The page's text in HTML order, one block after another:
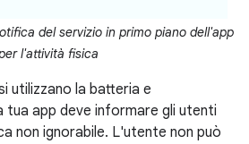
del servizio in primo piano dell'app
l'attività fisica
utilizzano la batteria e
tua app deve informare gli utenti
non ignorabile. L'utente non può